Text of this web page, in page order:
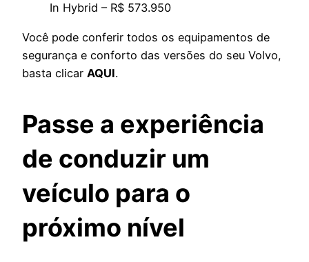
In Hybrid – R$ 573.950
Você pode conferir todos os equipamentos de
segurança e conforto das versões do seu Volvo,
basta clicar AQUI.
Passe a experiência
de conduzir um
veículo para o
próximo nível